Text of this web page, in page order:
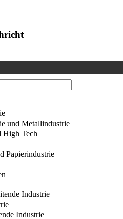
und Metallindustrie
High Tech
Papierindustrie
Industrie
Industrie